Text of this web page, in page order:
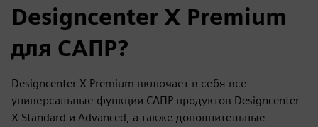
Designcenter X Premium
для САПР?
Designcenter X Premium включает в себя все
универсальные функции САПР продуктов Designcenter
X Standard и Advanced, а также дополнительные